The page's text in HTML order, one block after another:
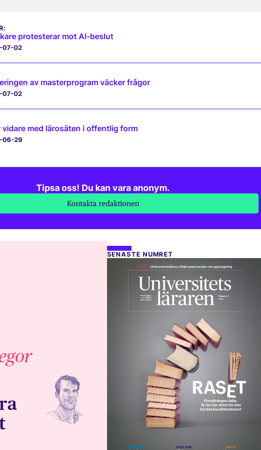
protesterar mot AI-beslut
07-02
av masterprogram väcker frågor
07-02
vidare med lärosäten i offentlig form
06-29
Tipsa oss! Du kan vara anonym.
Kontakta redaktionen
SENASTE NUMRET